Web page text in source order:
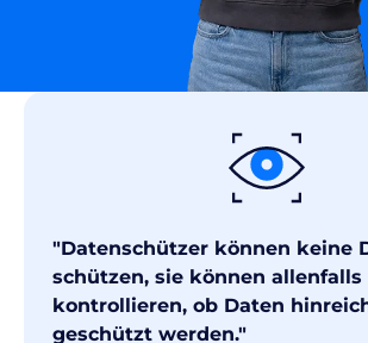
"Datenschützer können keine
schützen, sie können allenfalls
kontrollieren, ob Daten
geschützt werden."